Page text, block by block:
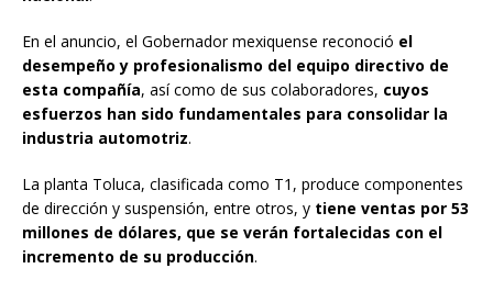
En el anuncio, el Gobernador mexiquense reconoció el
desempeño y profesionalismo del equipo directivo de
esta compañía, así como de sus colaboradores, cuyos
esfuerzos han sido fundamentales para consolidar la
industria automotriz.
La planta Toluca, clasificada como T1, produce componentes
de dirección y suspensión, entre otros, y tiene ventas por 53
millones de dólares, que se verán fortalecidas con el
incremento de su producción.